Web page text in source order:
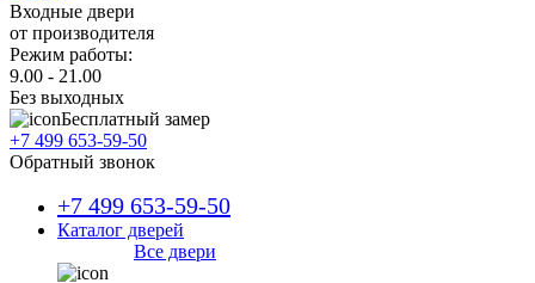
Входные двери
от производителя
Режим работы:
9.00 - 21.00
Без выходных
Бесплатный замер
+7 499 653-59-50
Обратный звонок
+7 499 653-59-50
Каталог дверей
Все двери